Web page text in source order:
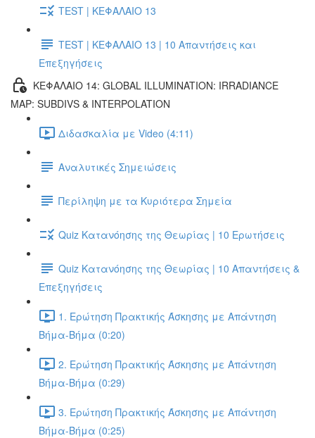
TEST | ΚΕΦΑΛΑΙΟ 13
TEST | ΚΕΦΑΛΑΙΟ 13 | 10 Απαντήσεις και
Επεξηγήσεις
ΚΕΦΑΛΑΙΟ 14: GLOBAL ILLUMINATION: IRRADIANCE
MAP: SUBDIVS & INTERPOLATION
Διδασκαλία με Video (4:11)
Αναλυτικές Σημειώσεις
Περίληψη με τα Κυριότερα Σημεία
Quiz Κατανόησης της Θεωρίας | 10 Ερωτήσεις
Quiz Κατανόησης της Θεωρίας | 10 Απαντήσεις &
Επεξηγήσεις
1. Ερώτηση Πρακτικής Άσκησης με Απάντηση
Βήμα-Βήμα (0:20)
2. Ερώτηση Πρακτικής Άσκησης με Απάντηση
Βήμα-Βήμα (0:29)
3. Ερώτηση Πρακτικής Άσκησης με Απάντηση
Βήμα-Βήμα (0:25)